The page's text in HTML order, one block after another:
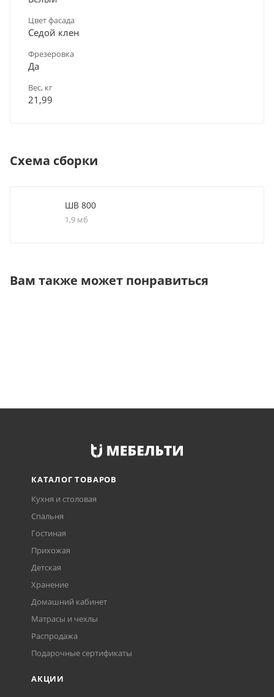
Цвет фасада
Седой клен
Фрезеровка
Да
Вес, кг
21,99
Схема сборки
ШВ 800
1,9 мб
Вам также может понравиться
КАТАЛОГ ТОВАРОВ
Кухня и столовая
Спальня
Гостиная
Прихожая
Детская
Хранение
Домашний кабинет
Матрасы и чехлы
Распродажа
Подарочные сертификаты
АКЦИИ